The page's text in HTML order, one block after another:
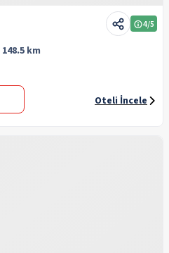
4/5
148.5 km
Oteli İncele